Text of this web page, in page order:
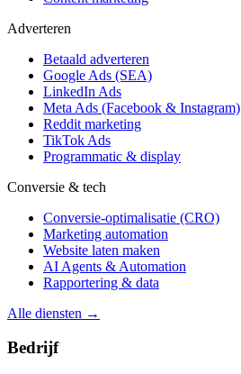
Adverteren
Betaald adverteren
Google Ads (SEA)
LinkedIn Ads
Meta Ads (Facebook & Instagram)
Reddit marketing
TikTok Ads
Programmatic & display
Conversie & tech
Conversie-optimalisatie (CRO)
Marketing automation
Website laten maken
AI Agents & Automation
Rapportering & data
Alle diensten →
Bedrijf